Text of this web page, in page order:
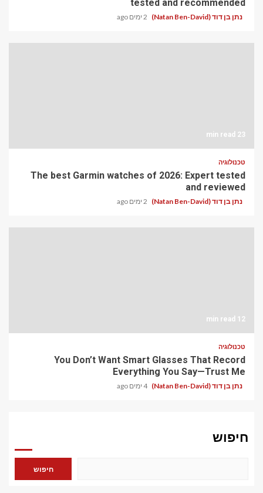
tested and recommended
נתן בן דוד (Natan Ben-David) 2 ימים ago
23 min read
טכנולוגיה
The best Garmin watches of 2026: Expert tested
and reviewed
נתן בן דוד (Natan Ben-David) 2 ימים ago
12 min read
טכנולוגיה
You Don’t Want Smart Glasses That Record
Everything You Say—Trust Me
נתן בן דוד (Natan Ben-David) 4 ימים ago
חיפוש
חיפוש